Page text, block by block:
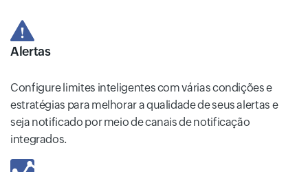
Alertas
Configure limites inteligentes com várias condições e
estratégias para melhorar a qualidade de seus alertas e
seja notificado por meio de canais de notificação
integrados.